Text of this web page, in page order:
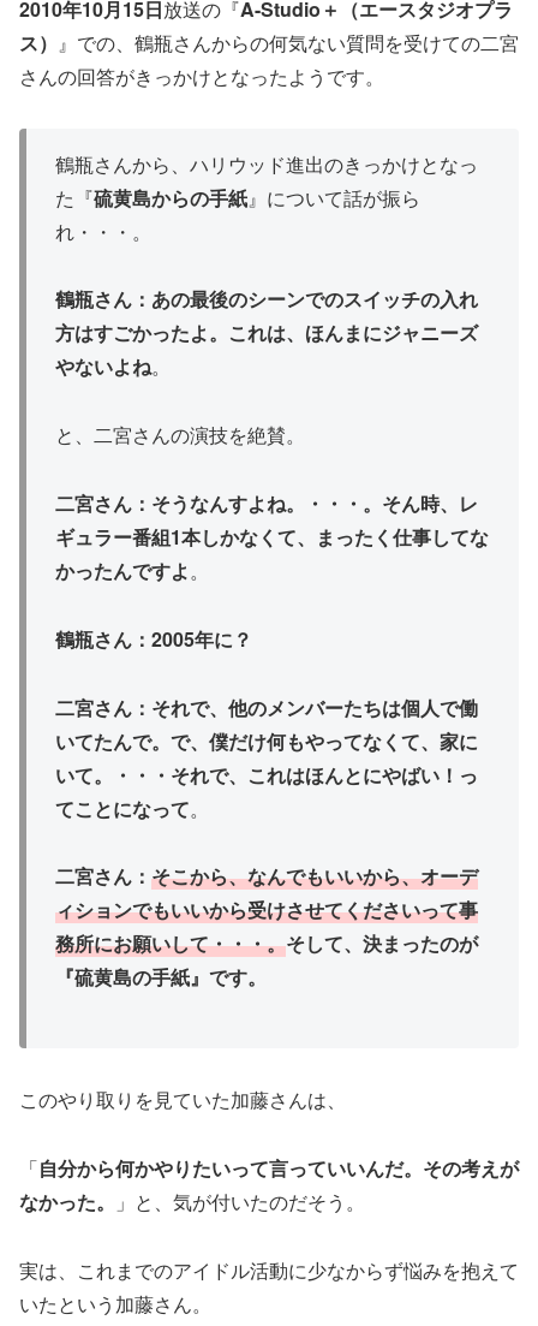
2010年10月15日放送の『A-Studio＋（エースタジオプラ
ス） 』での、鶴瓶さんからの何気ない質問を受けての二宮
さんの回答がきっかけとなったようです。
鶴瓶さんから、ハリウッド進出のきっかけとなっ
た『硫黄島からの手紙』について話が振ら
れ・・・。
鶴瓶さん：あの最後のシーンでのスイッチの入れ
方はすごかったよ。これは、ほんまにジャニーズ
やないよね。
と、二宮さんの演技を絶賛。
二宮さん：そうなんすよね。・・・。そん時、レ
ギュラー番組1本しかなくて、まったく仕事してな
かったんですよ。
鶴瓶さん：2005年に？
二宮さん：それで、他のメンバーたちは個人で働
いてたんで。で、僕だけ何もやってなくて、家に
いて。・・・それで、これはほんとにやばい！っ
てことになって。
二宮さん： そこから、なんでもいいから、オーデ
ィションでもいいから受けさせてくださいって事
務所にお願いして・・・。そして、決まったのが
『硫黄島の手紙』です。
このやり取りを見ていた加藤さんは、
「自分から何かやりたいって言っていいんだ。その考えが
なかった。
」と、気が付いたのだそう。
実は、これまでのアイドル活動に少なからず悩みを抱えて
いたという加藤さん。